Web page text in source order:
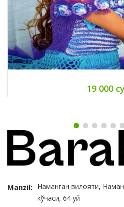
19 000
Manzil: Наманган вилояти,
кўчаси, 64 уй